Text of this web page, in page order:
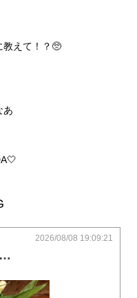
教えて！？🥺
あ
だーいすきな九条ネギアヒージョ❣️
2026/08/08 19:09:21